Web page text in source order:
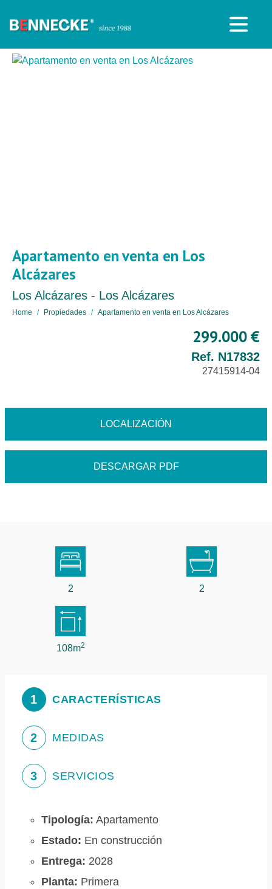
Apartamento en venta en Los
Alcázares
Los Alcázares - Los Alcázares
Home Propiedades Apartamento en venta en Los Alcázares
299.000 €
Ref. N17832
27415914-04
LOCALIZACIÓN
DESCARGAR PDF
2 2
108m2
1 CARACTERÍSTICAS
2 MEDIDAS
3 SERVICIOS
Tipología: Apartamento
Estado: En construcción
Entrega: 2028
Planta: Primera